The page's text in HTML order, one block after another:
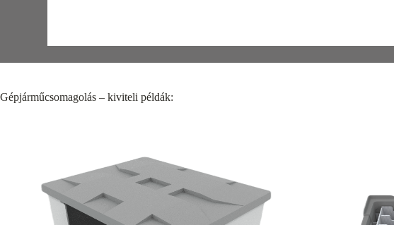
Gépjárműcsomagolás – kiviteli példák: